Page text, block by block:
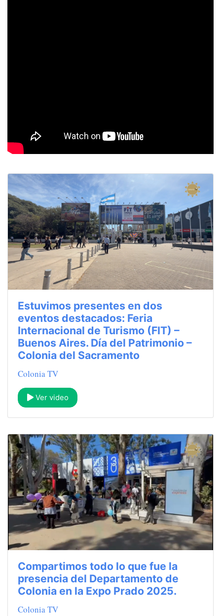
Estuvimos presentes en dos
eventos destacados: Feria
Internacional de Turismo (FIT) –
Buenos Aires. Día del Patrimonio –
Colonia del Sacramento
Colonia TV
Ver video
Compartimos todo lo que fue la
presencia del Departamento de
Colonia en la Expo Prado 2025.
Colonia TV